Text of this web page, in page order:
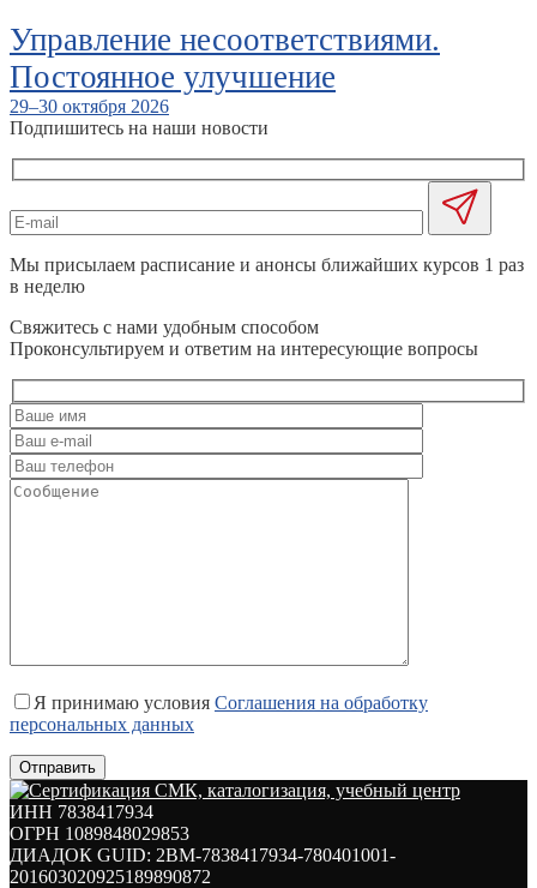
Управление несоответствиями.
Постоянное улучшение
29–30 октября 2026
Подпишитесь на наши новости
Мы присылаем расписание и анонсы ближайших курсов 1 раз
в неделю
Свяжитесь с нами удобным способом
Проконсультируем и ответим на интересующие вопросы
Я принимаю условия Соглашения на обработку
персональных данных
ИНН 7838417934
ОГРН 1089848029853
ДИАДОК GUID: 2BM-7838417934-780401001-
201603020925189890872